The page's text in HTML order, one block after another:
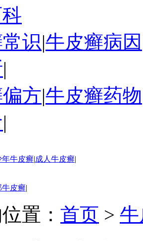
识|牛皮癣病因
|
方|牛皮癣药物
|
年牛皮癣|成人牛皮癣|
牛皮癣|
置： 首页 >